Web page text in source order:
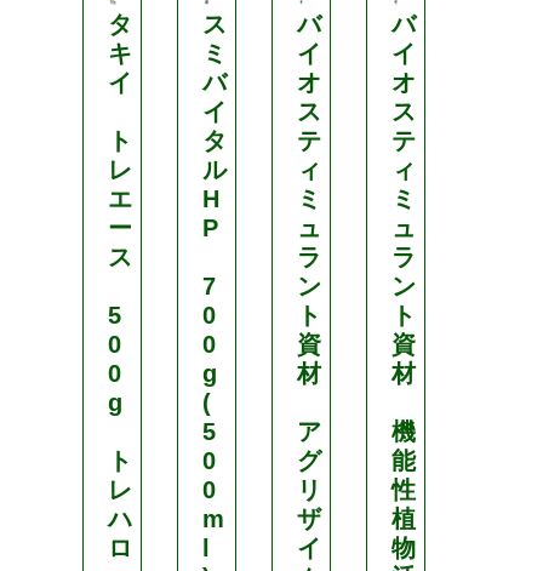
タ
キ
イ
ト
レ
エ
ー
ス
5
0
0
g
ト
レ
ハ
ロ
ス
ミ
バ
イ
タ
ル
H
P
7
0
0
g
(
5
0
0
m
バ
イ
オ
ス
テ
ィ
ミ
ュ
ラ
ン
ト
資
材
ア
グ
リ
ザ
イ
バ
イ
オ
ス
テ
ィ
ミ
ュ
ラ
ン
ト
資
材
機
能
性
植
物